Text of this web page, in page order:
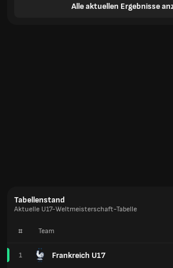
Alle aktuellen Ergebnisse
Tabellenstand
Aktuelle U17-Weltmeisterschaft-Tabelle
# Team
1 Frankreich U17